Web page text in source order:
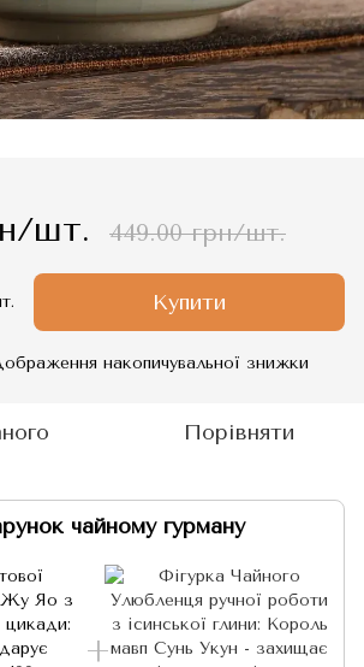
шт. 449.00 грн/шт.
Купити
накопичувальної знижки
Порівняти
чайному гурману